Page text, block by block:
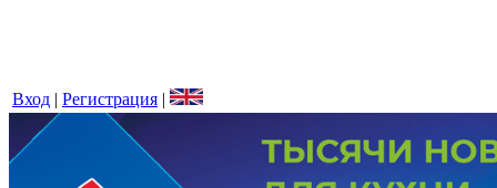
Вход | Регистрация |